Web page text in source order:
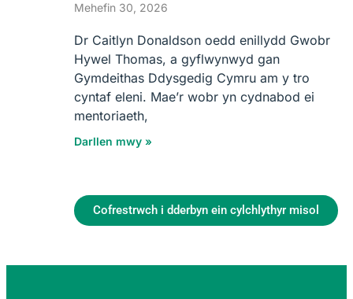
Mehefin 30, 2026
Dr Caitlyn Donaldson oedd enillydd Gwobr
Hywel Thomas, a gyflwynwyd gan
Gymdeithas Ddysgedig Cymru am y tro
cyntaf eleni. Mae’r wobr yn cydnabod ei
mentoriaeth,
Darllen mwy »
Cofrestrwch i dderbyn ein cylchlythyr misol